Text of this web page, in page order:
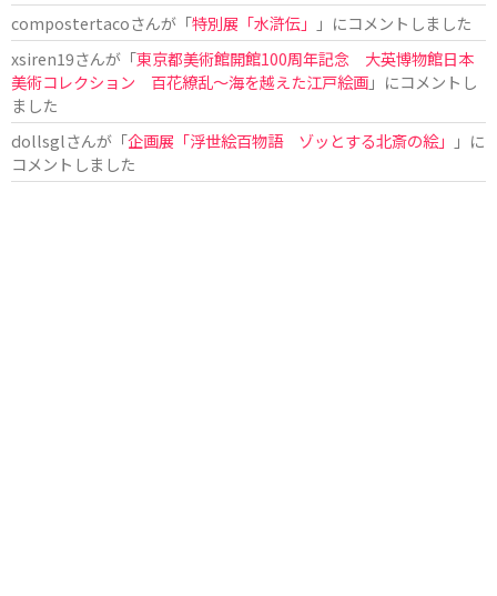
compostertacoさんが「特別展「水滸伝」
」にコメントしました
xsiren19さんが「東京都美術館開館100周年記念 大英博物館日本
美術コレクション 百花繚乱～海を越えた江戸絵画」にコメントし
ました
dollsglさんが「企画展「浮世絵百物語 ゾッとする北斎の絵」
」に
コメントしました